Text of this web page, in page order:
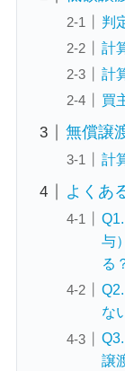
判
計
計
買
無償譲
計
よくあ
与
る
な
譲